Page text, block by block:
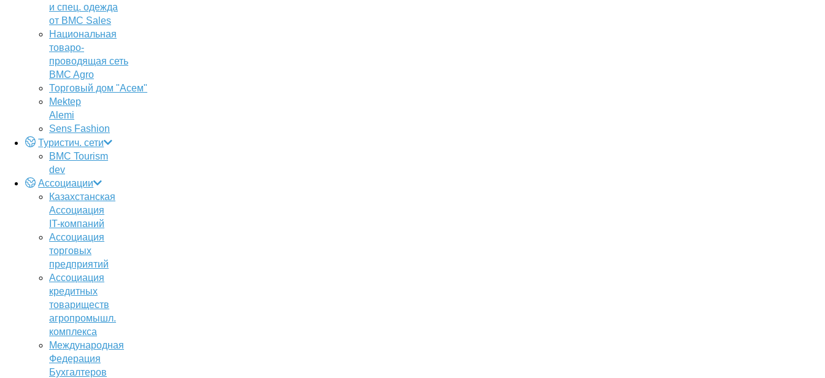
и спец. одежда
от BMC Sales
Национальная
товаро-
проводящая сеть
BMC Agro
Торговый дом "Асем"
Mektep
Alemi
Sens Fashion
Туристич. сети
BMC Tourism
dev
Ассоциации
Казахстанская
Ассоциация
IT-компаний
Ассоциация
торговых
предприятий
Ассоциация
кредитных
товариществ
агропромышл.
комплекса
Международная
Федерация
Бухгалтеров